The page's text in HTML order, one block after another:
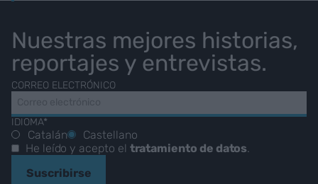
Nuestras mejores historias,
reportajes y entrevistas.
CORREO ELECTRÓNICO
IDIOMA*
Catalán
Castellano
He leído y acepto el tratamiento de datos.
Suscribirse